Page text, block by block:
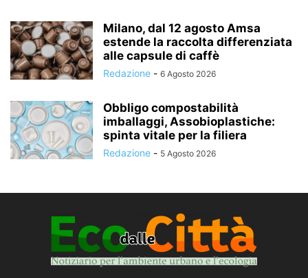
Milano, dal 12 agosto Amsa
estende la raccolta differenziata
alle capsule di caffè
Redazione - 6 Agosto 2026
Obbligo compostabilità
imballaggi, Assobioplastiche:
spinta vitale per la filiera
Redazione - 5 Agosto 2026